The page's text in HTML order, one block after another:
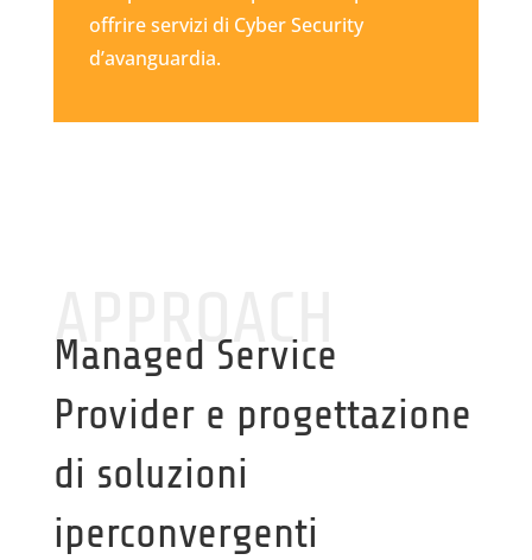
offrire servizi di Cyber Security
d’avanguardia.
APPROACH
Managed Service
Provider e progettazione
di soluzioni
iperconvergenti